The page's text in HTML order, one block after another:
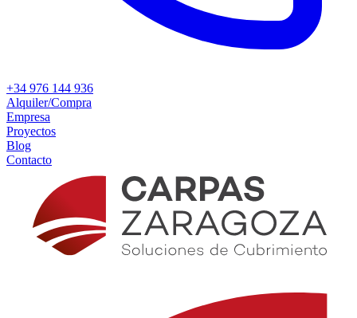
+34 976 144 936
Alquiler/Compra
Empresa
Proyectos
Blog
Contacto